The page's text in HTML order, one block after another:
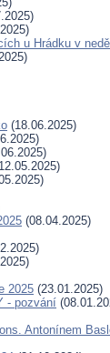
u Hrádku v
(18.06.2025)
(08.04.2025)
2025 (23.01.2025)
- pozvání
Antonínem